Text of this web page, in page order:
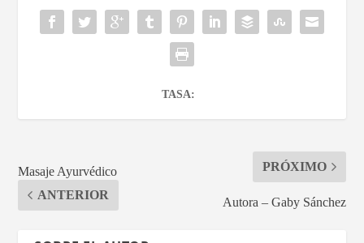
TASA:
Masaje Ayurvédico
ANTERIOR
PRÓXIMO
Autora – Gaby Sánchez